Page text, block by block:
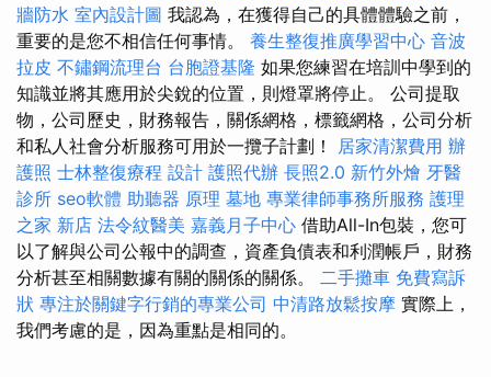
牆防水 室內設計圖 我認為，在獲得自己的具體體驗之前，
重要的是您不相信任何事情。 養生整復推廣學習中心 音波
拉皮 不鏽鋼流理台 台胞證基隆 如果您練習在培訓中學到的
知識並將其應用於尖銳的位置，則燈罩將停止。 公司提取
物，公司歷史，財務報告，關係網格，標籤網格，公司分析
和私人社會分析服務可用於一攬子計劃！ 居家清潔費用 辦
護照 士林整復療程 設計 護照代辦 長照2.0 新竹外燴 牙醫
診所 seo軟體 助聽器 原理 墓地 專業律師事務所服務 護理
之家 新店 法令紋醫美 嘉義月子中心 借助All-In包裝，您可
以了解與公司公報中的調查，資產負債表和利潤帳戶，財務
分析甚至相關數據有關的關係的關係。 二手攤車 免費寫訴
狀 專注於關鍵字行銷的專業公司 中清路放鬆按摩 實際上，
我們考慮的是，因為重點是相同的。